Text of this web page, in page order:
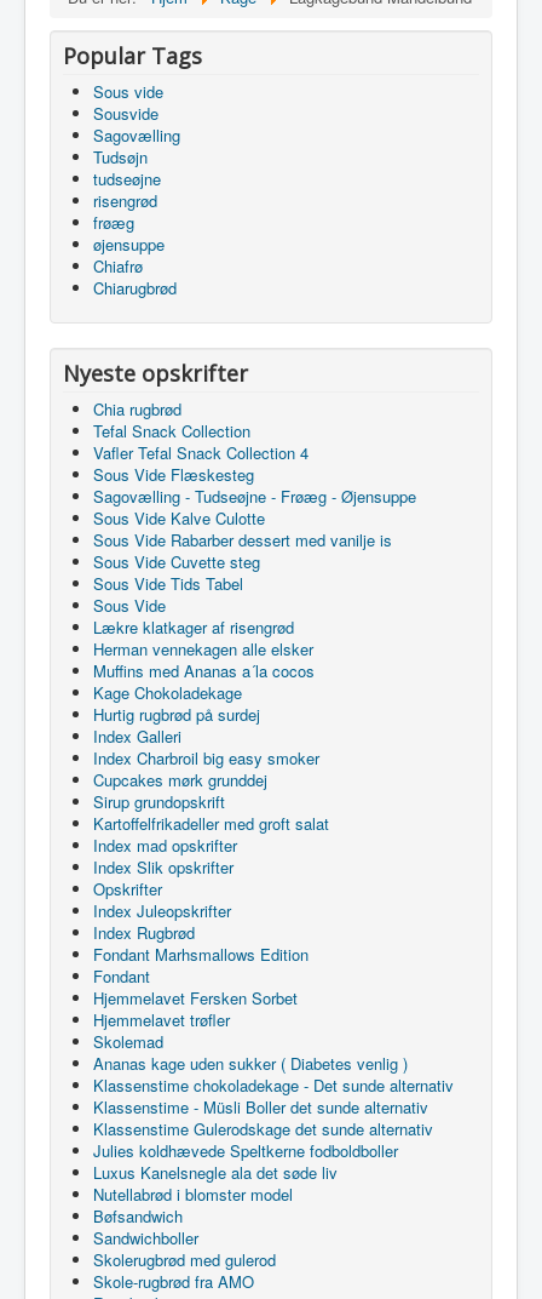
Popular Tags
Sous vide
Sousvide
Sagovælling
Tudsøjn
tudseøjne
risengrød
frøæg
øjensuppe
Chiafrø
Chiarugbrød
Nyeste opskrifter
Chia rugbrød
Tefal Snack Collection
Vafler Tefal Snack Collection 4
Sous Vide Flæskesteg
Sagovælling - Tudseøjne - Frøæg - Øjensuppe
Sous Vide Kalve Culotte
Sous Vide Rabarber dessert med vanilje is
Sous Vide Cuvette steg
Sous Vide Tids Tabel
Sous Vide
Lækre klatkager af risengrød
Herman vennekagen alle elsker
Muffins med Ananas a´la cocos
Kage Chokoladekage
Hurtig rugbrød på surdej
Index Galleri
Index Charbroil big easy smoker
Cupcakes mørk grunddej
Sirup grundopskrift
Kartoffelfrikadeller med groft salat
Index mad opskrifter
Index Slik opskrifter
Opskrifter
Index Juleopskrifter
Index Rugbrød
Fondant Marhsmallows Edition
Fondant
Hjemmelavet Fersken Sorbet
Hjemmelavet trøfler
Skolemad
Ananas kage uden sukker ( Diabetes venlig )
Klassenstime chokoladekage - Det sunde alternativ
Klassenstime - Müsli Boller det sunde alternativ
Klassenstime Gulerodskage det sunde alternativ
Julies koldhævede Speltkerne fodboldboller
Luxus Kanelsnegle ala det søde liv
Nutellabrød i blomster model
Bøfsandwich
Sandwichboller
Skolerugbrød med gulerod
Skole-rugbrød fra AMO